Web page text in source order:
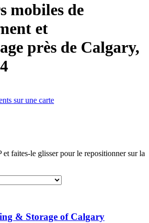
mobiles de
et
près de Calgary,
sur une carte
faites-le glisser pour le repositionner sur la
& Storage of Calgary